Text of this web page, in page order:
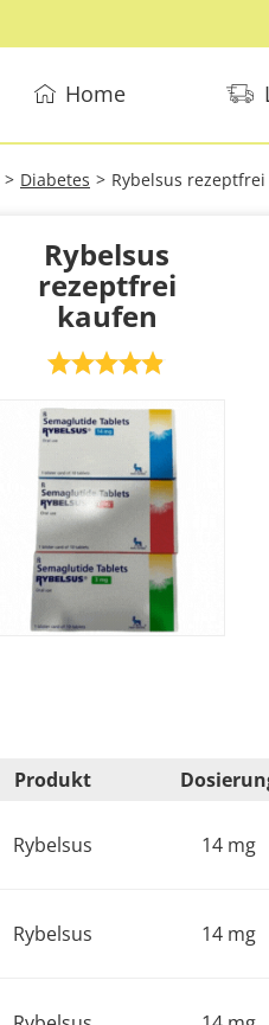
Home
> Diabetes > Rybelsus
Rybelsus
rezeptfrei
kaufen
Produkt
Rybelsus 14 mg
Rybelsus 14 mg